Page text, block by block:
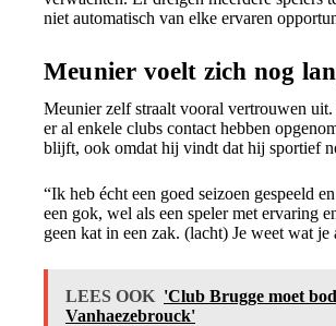
niet automatisch van elke ervaren
Meunier voelt zich nog
Meunier zelf straalt vooral vertrouwen
er al enkele clubs contact hebben
blijft, ook omdat hij vindt dat hij sportief
“Ik heb écht een goed seizoen gespeeld
een gok, wel als een speler met ervaring
geen kat in een zak. (lacht) Je weet wat je
LEES OOK 'Club Brugge moet
Vanhaezebrouck'